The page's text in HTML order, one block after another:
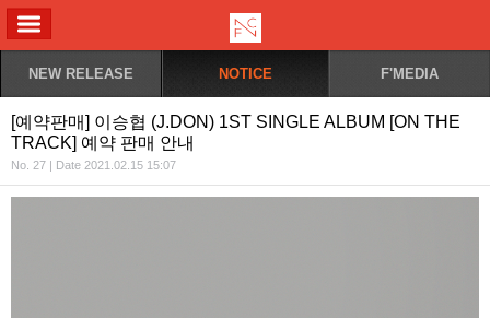
NEW RELEASE NOTICE F'MEDIA
[예약판매] 이승협 (J.DON) 1ST SINGLE ALBUM [ON THE
TRACK] 예약 판매 안내
No. 27 | Date 2021.02.15 15:07